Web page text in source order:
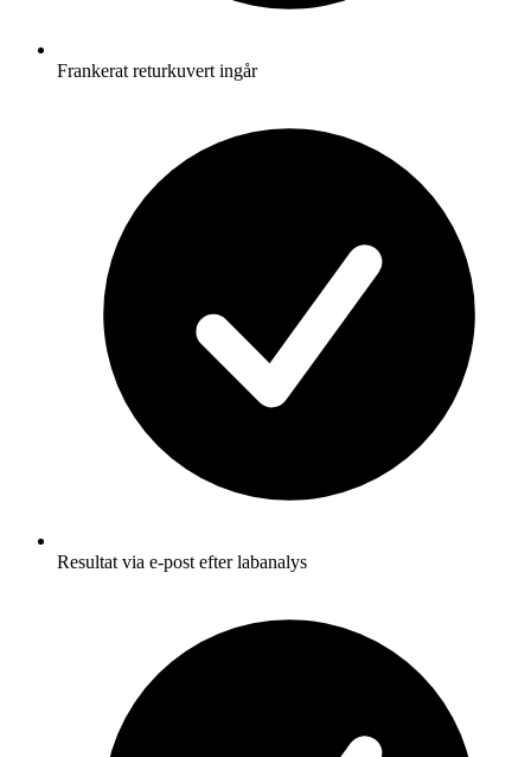
Frankerat returkuvert ingår
Resultat via e-post efter labanalys